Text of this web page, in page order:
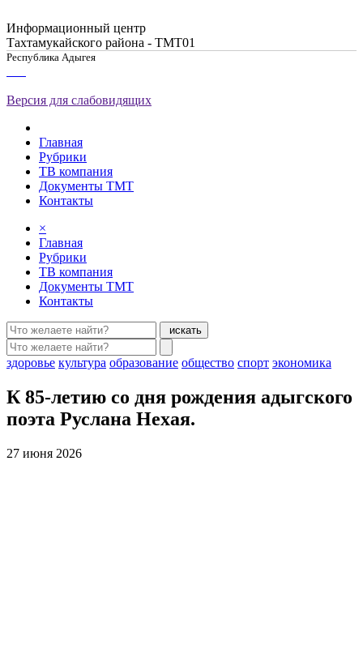
Информационный центр
Тахтамукайского района - ТМТ01
Республика Адыгея
Версия для слабовидящих
Главная
Рубрики
ТВ компания
Документы ТМТ
Контакты
×
Главная
Рубрики
ТВ компания
Документы ТМТ
Контакты
искать
здоровье культура образование общество спорт экономика
К 85-летию со дня рождения адыгского
поэта Руслана Нехая.
27 июня 2026